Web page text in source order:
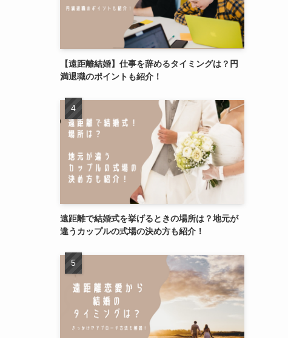
【遠距離結婚】仕事を辞めるタイミングは？円
満退職のポイントも紹介！
遠距離で結婚式を挙げるときの場所は？地元が
違うカップルの式場の決め方も紹介！